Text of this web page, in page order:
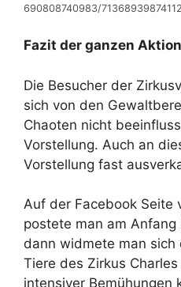
690808740983/
Fazit der ganzen Aktion
Die Besucher der
sich von den
Chaoten nicht
Vorstellung. Auch an
Vorstellung fast
Auf der Facebook Seite
postete man am Anfang
dann widmete man
Tiere des Zirkus
intensiver Bemühungen